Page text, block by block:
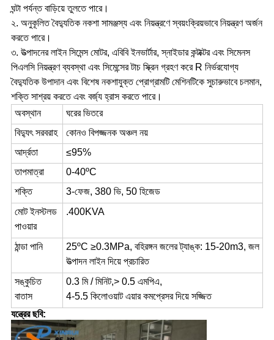
ঘন্টা পর্যন্ত বাড়িয়ে তুলতে পারে।
২. অনুকূলিত বৈদ্যুতিক নকশা সামঞ্জস্য এবং নিয়ন্ত্রণে স্বয়ংক্রিয়ভাবে নিয়ন্ত্রণ অর্জন
করতে পারে।
৩. উত্পাদনের লাইন সিমেন্স মোটর, এবিবি ইনভার্টার, স্নাইডার কন্টাক্টর এবং সিমেনস
পিএলসি নিয়ন্ত্রণ ব্যবস্থা এবং সিমেন্সের টাচ স্ক্রিন গ্রহণ করে R নির্ভরযোগ্য
বৈদ্যুতিক উপাদান এবং বিশেষ নকশাযুক্ত প্রোগ্রামটি মেশিনটিকে সুচারুভাবে চলমান,
শক্তি সাশ্রয় করতে এবং বর্জ্য হ্রাস করতে পারে।
অবস্থান
ঘরের ভিতরে
বিদ্যুৎ সরবরাহ
কোনও বিপজ্জনক অঞ্চল নয়
আর্দ্রতা
≤95%
তাপমাত্রা
0-40ºC
শক্তি
3-ফেজ, 380 ভি, 50 হিজেড
মোট ইনস্টলড
পাওয়ার
.400KVA
ঠান্ডা পানি
25ºC ≥0.3MPa, বহিরঙ্গন জলের ট্যাঙ্ক: 15-20m3, জল
উত্পাদন লাইন দিয়ে প্রচারিত
সঙ্কুচিত
বাতাস
0.3 মি / মিনিট,> 0.5 এমপিএ,
4-5.5 কিলোওয়াট এয়ার কমপ্রেসর দিয়ে সজ্জিত
যন্ত্রের ছবি: